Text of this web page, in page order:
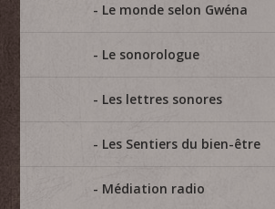
Le monde selon Gwéna
Le sonorologue
Les lettres sonores
Les Sentiers du bien-être
Médiation radio